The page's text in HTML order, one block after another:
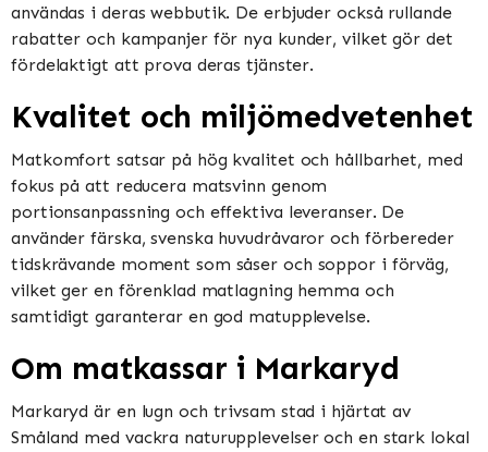
användas i deras webbutik. De erbjuder också rullande
rabatter och kampanjer för nya kunder, vilket gör det
fördelaktigt att prova deras tjänster​​.
Kvalitet och miljömedvetenhet
Matkomfort satsar på hög kvalitet och hållbarhet, med
fokus på att reducera matsvinn genom
portionsanpassning och effektiva leveranser. De
använder färska, svenska huvudråvaror och förbereder
tidskrävande moment som såser och soppor i förväg,
vilket ger en förenklad matlagning hemma och
samtidigt garanterar en god matupplevelse​​​​.
Om matkassar i Markaryd
Markaryd är en lugn och trivsam stad i hjärtat av
Småland med vackra naturupplevelser och en stark lokal